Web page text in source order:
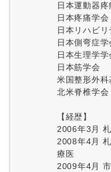
日本運動器疼
日本疼痛学会
日本リハビ
日本側弯症学
日本生理学学
日本筋学会
米国整形外科
北米脊椎学会
【経歴】
2006年3月
2008年4月
療医
2009年4月